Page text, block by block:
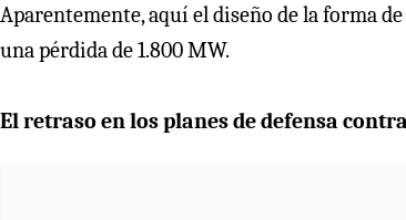
Aparentemente, aquí el diseño de la forma
una pérdida de 1.800 MW.
El retraso en los planes de defensa